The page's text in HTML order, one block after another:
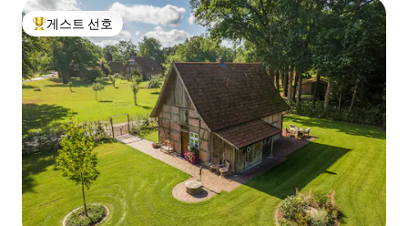
상위 게스트 선호
게스트 선호